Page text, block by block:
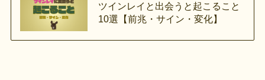
ツインレイと出会うと起こること
10選【前兆・サイン・変化】